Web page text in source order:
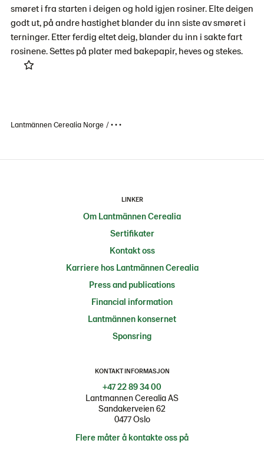
smøret i fra starten i deigen og hold igjen rosiner. Elte deigen
godt ut, på andre hastighet blander du inn siste av smøret i
terninger. Etter ferdig eltet deig, blander du inn i sakte fart
rosinene. Settes på plater med bakepapir, heves og stekes.
Lantmännen Cerealia Norge • • •
LINKER
Om Lantmännen Cerealia
Sertifikater
Kontakt oss
Karriere hos Lantmännen Cerealia
Press and publications
Financial information
Lantmännen konsernet
Sponsring
KONTAKT INFORMASJON
+47 22 89 34 00
Lantmannen Cerealia AS
Sandakerveien 62
0477 Oslo
Flere måter å kontakte oss på